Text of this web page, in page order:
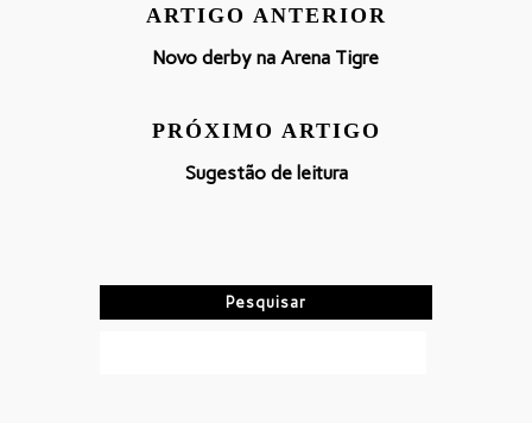
ARTIGO ANTERIOR
Novo derby na Arena Tigre
PRÓXIMO ARTIGO
Sugestão de leitura
Pesquisar